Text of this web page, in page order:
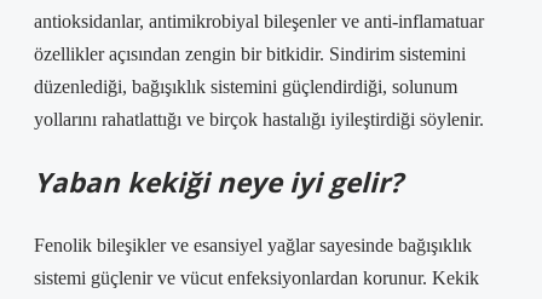
antioksidanlar, antimikrobiyal bileşenler ve anti-inflamatuar
özellikler açısından zengin bir bitkidir. Sindirim sistemini
düzenlediği, bağışıklık sistemini güçlendirdiği, solunum
yollarını rahatlattığı ve birçok hastalığı iyileştirdiği söylenir.
Yaban kekiği neye iyi gelir?
Fenolik bileşikler ve esansiyel yağlar sayesinde bağışıklık
sistemi güçlenir ve vücut enfeksiyonlardan korunur. Kekik